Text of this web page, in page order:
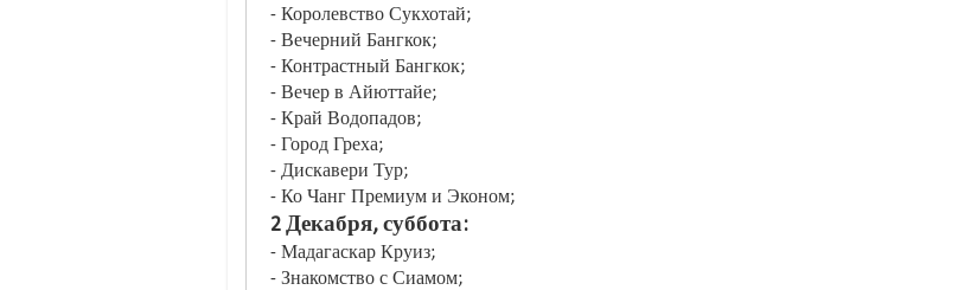
- Королевство Сукхотай;
- Вечерний Бангкок;
- Контрастный Бангкок;
- Вечер в Айюттайе;
- Край Водопадов;
- Город Греха;
- Дискавери Тур;
- Ко Чанг Премиум и Эконом;
2 Декабря, суббота:
- Мадагаскар Круиз;
- Знакомство с Сиамом;